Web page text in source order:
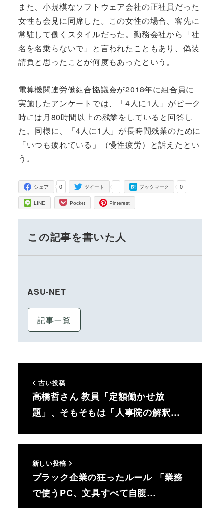
また、小規模なソフトウェア会社の正社員だった
女性も会見に同席した。この女性の場合、客先に
常駐して働くスタイルだった。勤務会社から「社
名を名乗らないで」と言われたこともあり、偽装
請負と思ったことが何度もあったという。
電算機関連労働組合協議会が2018年に組合員に
実施したアンケートでは、「4人に1人」がピーク
時には月80時間以上の残業をしていると回答し
た。同様に、「4人に1人」が長時間残業のために
「いつも疲れている」（慢性疲労）と訴えたとい
う。
0
シェア -
ツイート 0
ブックマーク
LINE Pocket Pinterest
この記事を書いた人
ASU-NET
記事一覧
古い投稿
高橋哲さん 教員「定額働かせ放
題」、そもそもは「人事院の解釈…
新しい投稿
ブラック企業の狂ったルール 「業務
で使うPC、文具すべて自腹…